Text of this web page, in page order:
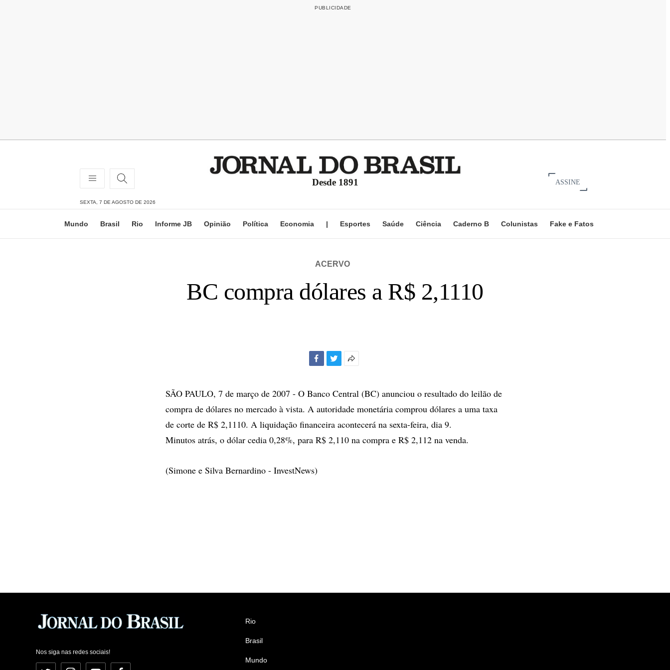
Desde 1891 ASSINE
SEXTA, 7 DE AGOSTO DE 2026
Mundo Brasil Rio Informe JB Opinião Política Economia | Esportes Saúde Ciência Caderno B Colunistas Fake e Fatos
ACERVO
BC compra dólares a R$ 2,1110
compartilhamento
SÃO PAULO, 7 de março de 2007 - O Banco Central (BC) anunciou o resultado do leilão de
compra de dólares no mercado à vista. A autoridade monetária comprou dólares a uma taxa
de corte de R$ 2,1110. A liquidação financeira acontecerá na sexta-feira, dia 9.
Minutos atrás, o dólar cedia 0,28%, para R$ 2,110 na compra e R$ 2,112 na venda.
(Simone e Silva Bernardino - InvestNews)
Nos siga nas redes sociais!
Rio
Brasil
Mundo